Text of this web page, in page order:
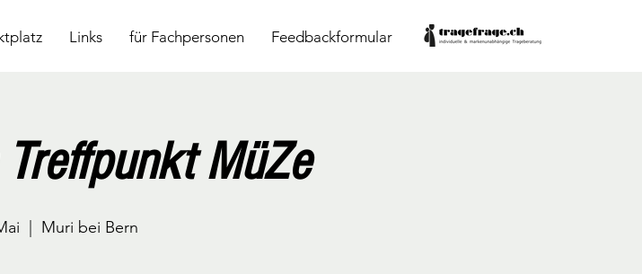
Links für Fachpersonen Feedbackformular
MüZe
Muri bei Bern